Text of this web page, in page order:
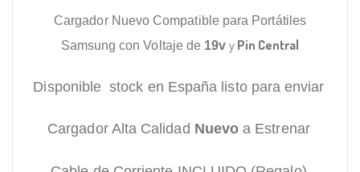
Cargador Nuevo Compatible para Portátiles
Samsung con Voltaje de 19v y Pin Central
Disponible stock en España listo para enviar
Cargador Alta Calidad Nuevo a Estrenar